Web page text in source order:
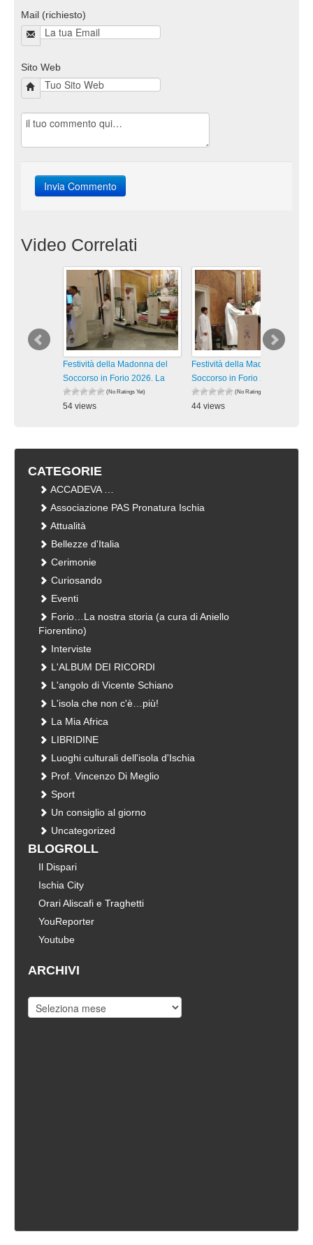
Mail (richiesto)
Sito Web
Video Correlati
Festività della Madonna del
Soccorso in Forio 2026. La
(No Ratings Yet)
54 views
Festività della Madonna del
Soccorso in Forio 2026. La
(No Ratings Yet)
44 views
CATEGORIE
ACCADEVA …
Associazione PAS Pronatura Ischia
Attualità
Bellezze d'Italia
Cerimonie
Curiosando
Eventi
Forio…La nostra storia (a cura di Aniello
Fiorentino)
Interviste
L'ALBUM DEI RICORDI
L'angolo di Vicente Schiano
L'isola che non c'è…più!
La Mia Africa
LIBRIDINE
Luoghi culturali dell'isola d'Ischia
Prof. Vincenzo Di Meglio
Sport
Un consiglio al giorno
Uncategorized
BLOGROLL
Il Dispari
Ischia City
Orari Aliscafi e Traghetti
YouReporter
Youtube
ARCHIVI